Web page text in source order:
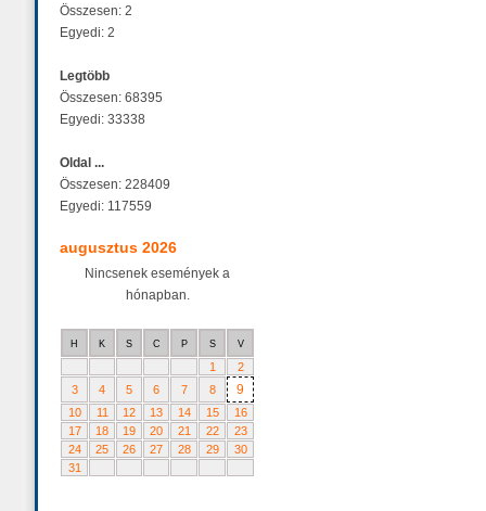
Összesen: 2
Egyedi: 2
Legtöbb
Összesen: 68395
Egyedi: 33338
Oldal ...
Összesen: 228409
Egyedi: 117559
augusztus 2026
Nincsenek események a
hónapban.
H K S C P S V
1
2
3
4 5 6 7 8 9
10 11 12 13 14 15
16
17
18 19 20 21 22
23
24
25 26 27 28 29
30
31